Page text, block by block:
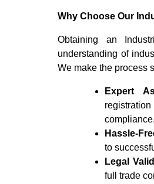
Why Choose Our
Obtaining an
understanding of
We make the process
Expert
compliance.
Hassle-
to
Legal
full trade